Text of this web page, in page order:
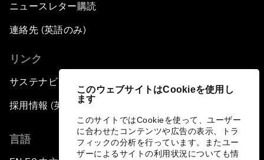
このウェブサイトはCookieを使用し
ます
このサイトではCookieを使って、ユーザー
に合わせたコンテンツや広告の表示、トラ
フィックの分析を行っています。またユー
ザーによるサイトの利用状況についても情
ニュースレター購読
連絡先 (英語のみ)
リンク
サステナビリティへの取り組み
採用情報 (英語のみ)
言語